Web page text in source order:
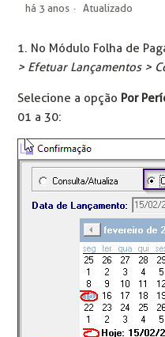
há 3 anos Atualizado
1. No Módulo Folha de
> Efetuar Lançamentos >
Selecione a opção Por
01 a 30: